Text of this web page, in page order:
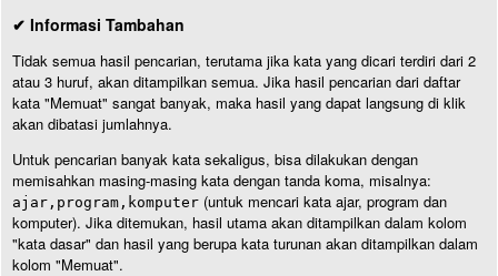
✔ Informasi Tambahan
Tidak semua hasil pencarian, terutama jika kata yang dicari terdiri dari 2
atau 3 huruf, akan ditampilkan semua. Jika hasil pencarian dari daftar
kata "Memuat" sangat banyak, maka hasil yang dapat langsung di klik
akan dibatasi jumlahnya.
Untuk pencarian banyak kata sekaligus, bisa dilakukan dengan
memisahkan masing-masing kata dengan tanda koma, misalnya:
ajar,program,komputer (untuk mencari kata ajar, program dan
komputer). Jika ditemukan, hasil utama akan ditampilkan dalam kolom
"kata dasar" dan hasil yang berupa kata turunan akan ditampilkan dalam
kolom "Memuat".